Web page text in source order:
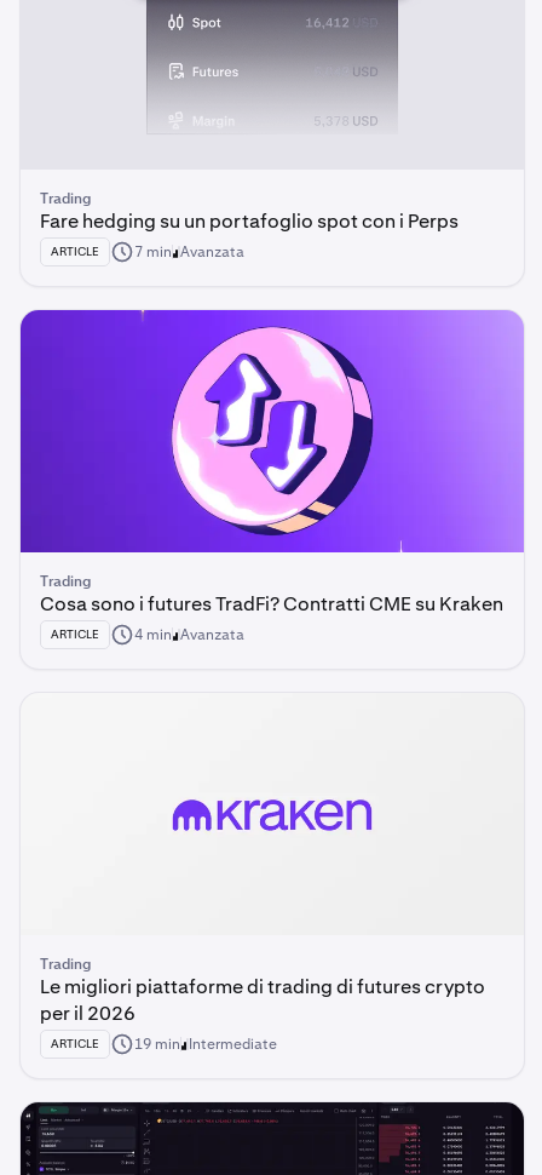
Trading
Fare hedging su un portafoglio spot con i Perps
ARTICLE 7 min Avanzata
Trading
Cosa sono i futures TradFi? Contratti CME su Kraken
ARTICLE 4 min Avanzata
Trading
Le migliori piattaforme di trading di futures crypto
per il 2026
ARTICLE 19 min Intermediate